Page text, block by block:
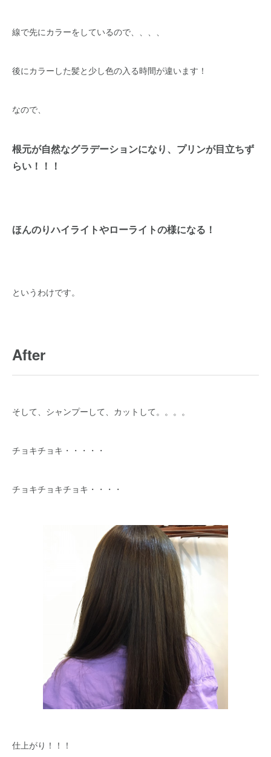
線で先にカラーをしているので、、、、
後にカラーした髪と少し色の入る時間が違います！
なので、
根元が自然なグラデーションになり、プリンが目立ちず
らい！！！
ほんのりハイライトやローライトの様になる！
というわけです。
After
そして、シャンプーして、カットして。。。。
チョキチョキ・・・・・
チョキチョキチョキ・・・・
仕上がり！！！